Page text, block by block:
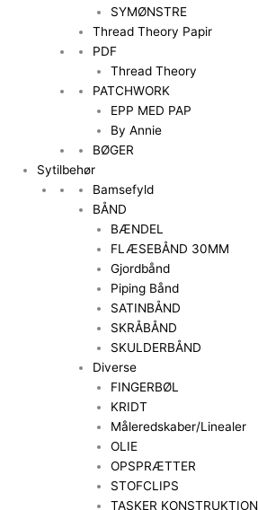
SYMØNSTRE
Thread Theory Papir
PDF
Thread Theory
PATCHWORK
EPP MED PAP
By Annie
BØGER
Sytilbehør
Bamsefyld
BÅND
BÆNDEL
FLÆSEBÅND 30MM
Gjordbånd
Piping Bånd
SATINBÅND
SKRÅBÅND
SKULDERBÅND
Diverse
FINGERBØL
KRIDT
Måleredskaber/Linealer
OLIE
OPSPRÆTTER
STOFCLIPS
TASKER KONSTRUKTION